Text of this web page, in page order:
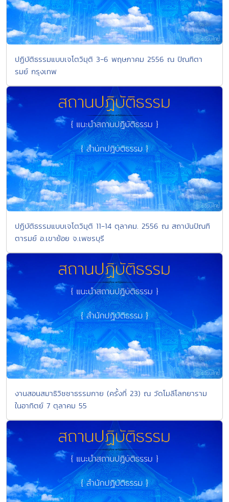
ปฏิบัติธรรมแบบเจโตวิมุติ 3-6 พฤษภาคม 2556 ณ ปัณฑิตา
รมย์ กรุงเทพ
ปฏิบัติธรรมแบบเจโตวิมุติ 11-14 ตุลาคม. 2556 ณ สถาบันปัณฑิ
ตารมย์ อ.เขาย้อย จ.เพชรบุรี
งานสอนสมาธิวิชชาธรรมกาย (ครั้งที่ 23) ณ วัดโมลีโลกยาราม
ในอาทิตย์ 7 ตุลาคม 55